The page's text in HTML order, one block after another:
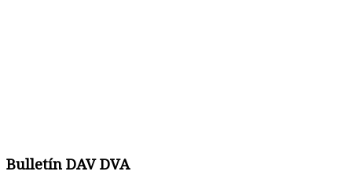
Bulletín DAV DVA